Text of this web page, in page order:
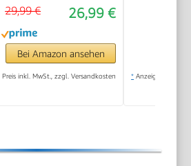
Haarentferner für
Gesicht, Körper,
Achsel, Beine &
Bikinizone
26,99 €
29,99 €
Bei Amazon ansehen
Preis inkl. MwSt., zzgl. Versandkosten * Anzeige